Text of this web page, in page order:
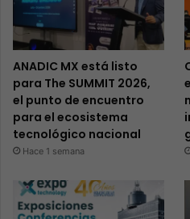
ANADIC MX está listo
para The SUMMIT 2026,
el punto de encuentro
para el ecosistema
tecnológico nacional
Hace 1 semana